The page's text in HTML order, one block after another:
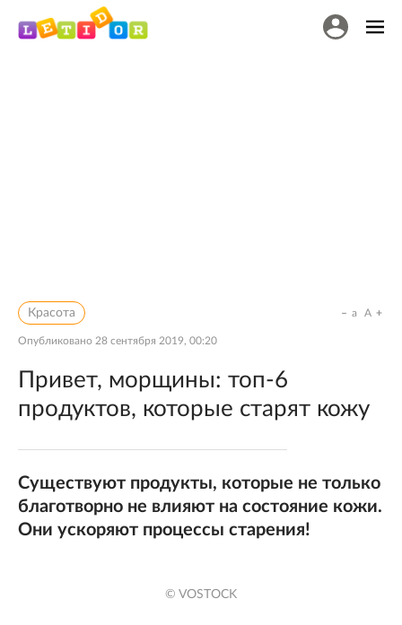
Красота
Опубликовано 28 сентября 2019, 00:20
a A
Привет, морщины: топ-6
продуктов, которые старят кожу
Существуют продукты, которые не только
благотворно не влияют на состояние кожи.
Они ускоряют процессы старения!
© VOSTOCK